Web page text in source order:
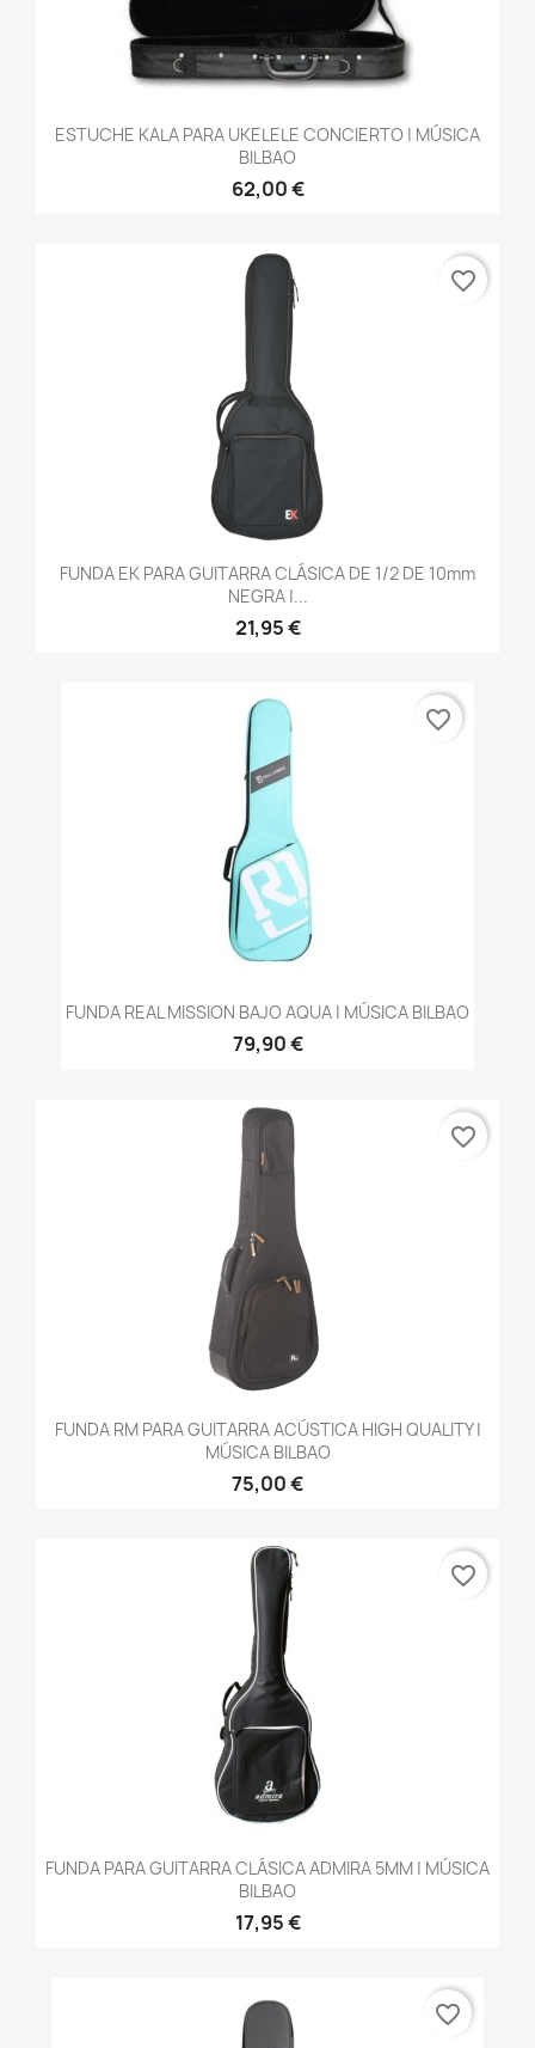
ESTUCHE KALA PARA UKELELE CONCIERTO | MÚSICA
BILBAO
62,00 €
FUNDA EK PARA GUITARRA CLÁSICA DE 1/2 DE 10mm
NEGRA |...
21,95 €
favorite_border
FUNDA REAL MISSION BAJO AQUA | MÚSICA BILBAO
79,90 €
favorite_border
FUNDA RM PARA GUITARRA ACÚSTICA HIGH QUALITY |
MÚSICA BILBAO
75,00 €
favorite_border
FUNDA PARA GUITARRA CLÁSICA ADMIRA 5MM | MÚSICA
BILBAO
17,95 €
favorite_border
favorite_border